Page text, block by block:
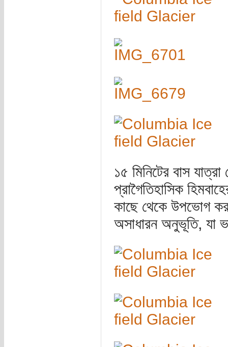
১৫ মিনিটের বাস
প্রাগৈতিহাসিক
কাছে থেকে উপভোগ
অসাধারন অনুভূতি, যা